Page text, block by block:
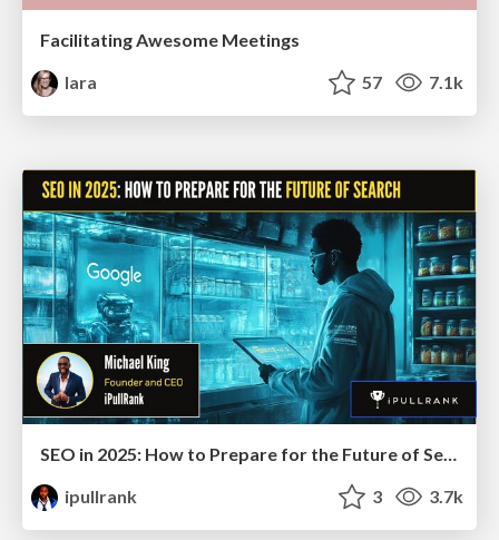
Facilitating Awesome Meetings
lara
57 7.1k
SEO in 2025: How to Prepare for the Future of Search
ipullrank
3 3.7k